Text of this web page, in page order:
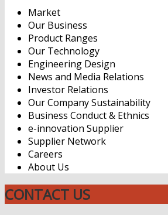
Market
Our Business
Product Ranges
Our Technology
Engineering Design
News and Media Relations
Investor Relations
Our Company Sustainability
Business Conduct & Ethnics
e-innovation Supplier
Supplier Network
Careers
About Us
CONTACT US